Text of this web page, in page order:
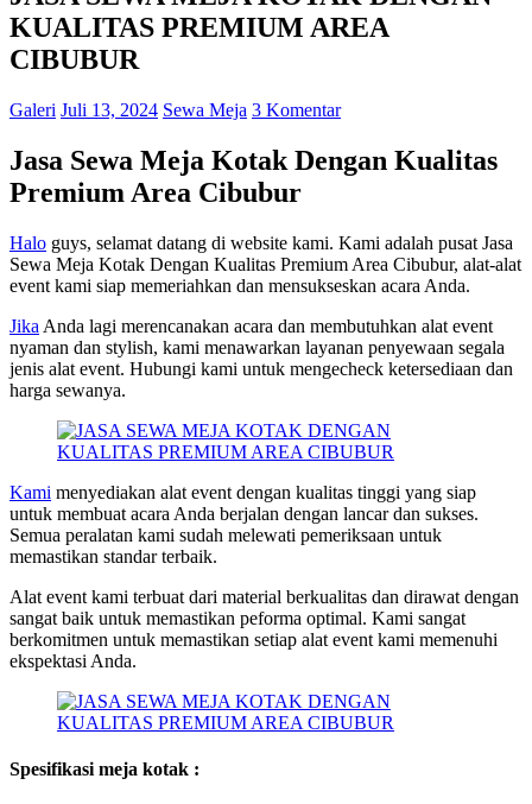
KUALITAS PREMIUM AREA
CIBUBUR
Galeri Juli 13, 2024 Sewa Meja 3 Komentar
Jasa Sewa Meja Kotak Dengan Kualitas
Premium Area Cibubur
Halo guys, selamat datang di website kami. Kami adalah pusat Jasa
Sewa Meja Kotak Dengan Kualitas Premium Area Cibubur, alat-alat
event kami siap memeriahkan dan mensukseskan acara Anda.
Jika Anda lagi merencanakan acara dan membutuhkan alat event
nyaman dan stylish, kami menawarkan layanan penyewaan segala
jenis alat event. Hubungi kami untuk mengecheck ketersediaan dan
harga sewanya.
Kami menyediakan alat event dengan kualitas tinggi yang siap
untuk membuat acara Anda berjalan dengan lancar dan sukses.
Semua peralatan kami sudah melewati pemeriksaan untuk
memastikan standar terbaik.
Alat event kami terbuat dari material berkualitas dan dirawat dengan
sangat baik untuk memastikan peforma optimal. Kami sangat
berkomitmen untuk memastikan setiap alat event kami memenuhi
ekspektasi Anda.
Spesifikasi meja kotak :